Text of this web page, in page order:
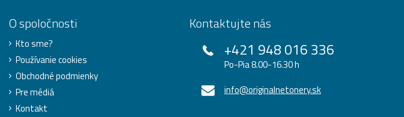
O spoločnosti
Kto sme?
Používanie cookies
Obchodné podmienky
Pre médiá
Kontakt
Kontaktujte nás
+421 948 016 336
Po-Pia 8.00-16.30 h
info@originalnetonery.sk